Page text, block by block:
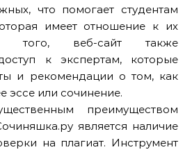
что помогает студентам
имеет отношение к их
того, веб-сайт также
к экспертам, которые
и рекомендации о том, как
эссе или сочинение.
преимуществом
является наличие
на плагиат. Инструмент